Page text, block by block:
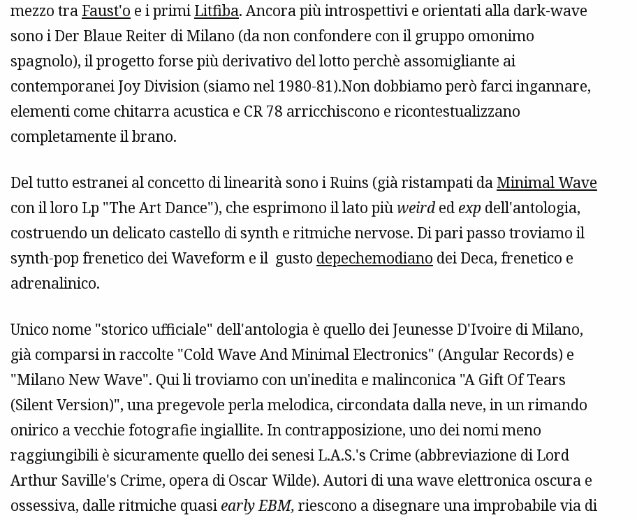
mezzo tra Faust'o e i primi Litfiba. Ancora più introspettivi e orientati alla dark-wave
sono i Der Blaue Reiter di Milano (da non confondere con il gruppo omonimo
spagnolo), il progetto forse più derivativo del lotto perchè assomigliante ai
contemporanei Joy Division (siamo nel 1980-81).Non dobbiamo però farci ingannare,
elementi come chitarra acustica e CR 78 arricchiscono e ricontestualizzano
completamente il brano.
Del tutto estranei al concetto di linearità sono i Ruins (già ristampati daMinimal Wave
con il loro Lp "The Art Dance"), che esprimono il lato più weirded exp dell'antologia,
costruendo un delicato castello di synth e ritmiche nervose. Di pari passo troviamo il
synth-pop frenetico dei Waveform e il gusto depechemodiano dei Deca, frenetico e
adrenalinico.
Unico nome "storico ufficiale" dell'antologia è quello dei Jeunesse D'Ivoire di Milano,
già comparsi in raccolte "Cold Wave And Minimal Electronics" (Angular Records) e
"Milano New Wave". Qui li troviamo con un'inedita e malinconica "A Gift Of Tears
(Silent Version)", una pregevole perla melodica, circondata dalla neve, in un rimando
onirico a vecchie fotografie ingiallite. In contrapposizione, uno dei nomi meno
raggiungibili è sicuramente quello dei senesi L.A.S.'s Crime (abbreviazione di Lord
Arthur Saville's Crime, opera di Oscar Wilde). Autori di una wave elettronica oscura e
ossessiva, dalle ritmiche quasi early EBM, riescono a disegnare una improbabile via di